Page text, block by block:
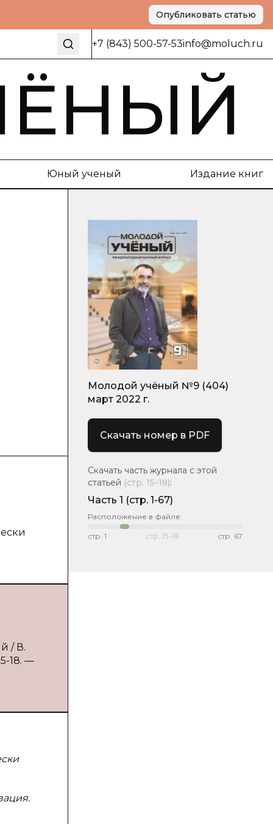
Опубликовать статью
+7 (843) 500-57-53info@moluch.ru
Юный ученый Издание книг
/ В.
18. —
Молодой учёный №9 (404)
март 2022 г.
Скачать номер в PDF
Скачать часть журнала с этой
статьей (стр. 15-18):
Часть 1 (стр. 1-67)
Расположение в файле:
стр. 1 стр. 15-18 стр. 67